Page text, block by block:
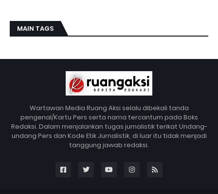
MAIN TAGS
Wartawan Media Ruang Aksi selalu dibekali tanda
pengenal/Kartu Pers serta nama tercantum pada Boks
Redaksi. Dalam menjalankan tugas jurnalistik terikat Undang-
undang Pers dan Kode Etik Jurnalistik, di luar itu tidak menjadi
tanggung jawab redaksi.